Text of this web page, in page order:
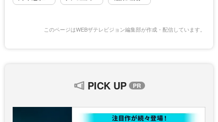
このページはWEBザテレビジョン編集部が作成・配信しています。
PICK UP